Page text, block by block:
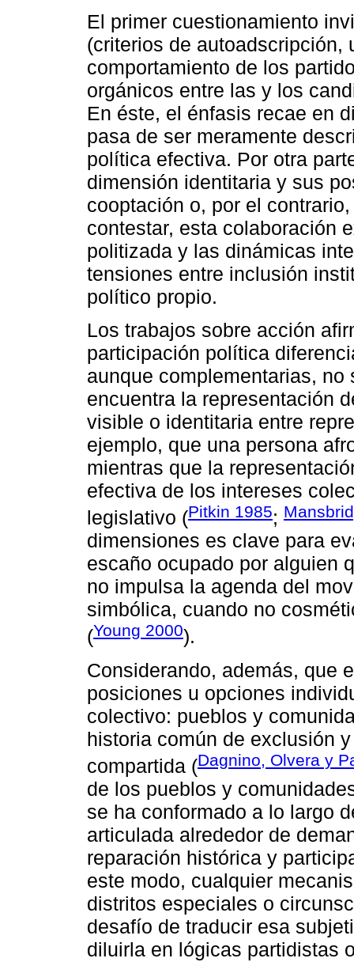
El primer cuestionamiento
(criterios de autoadscripción,
comportamiento de los
orgánicos entre las y los
En éste, el énfasis recae en
pasa de ser meramente
política efectiva. Por otra
dimensión identitaria y sus
cooptación o, por el
contestar, esta colaboración
politizada y las dinámicas
tensiones entre inclusión
político propio.
Los trabajos sobre acción
participación política
aunque complementarias,
encuentra la representación
visible o identitaria entre
ejemplo, que una persona
mientras que la
efectiva de los intereses
legislativo (Pitkin 1985;
dimensiones es clave para
escaño ocupado por alguien
no impulsa la agenda del
simbólica, cuando no
(Young 2000).
Considerando, además, que
posiciones u opciones
colectivo: pueblos y
historia común de exclusión
compartida (Dagnino, Olvera y
de los pueblos y
se ha conformado a lo largo
articulada alrededor de
reparación histórica y
este modo, cualquier
distritos especiales o
desafío de traducir esa
diluirla en lógicas partidistas